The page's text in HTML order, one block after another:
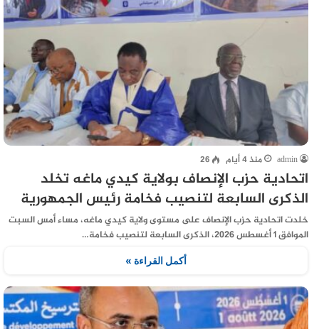
admin منذ 4 أيام 26
اتحادية حزب الإنصاف بولاية كيدي ماغه تخلد
الذكرى السابعة لتنصيب فخامة رئيس الجمهورية
خلدت اتحادية حزب الإنصاف على مستوى ولاية كيدي ماغه، مساء أمس السبت
الموافق 1 أغسطس 2026، الذكرى السابعة لتنصيب فخامة…
أكمل القراءة »